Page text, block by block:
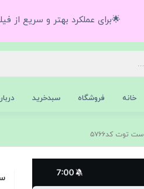
🌟برای عملکرد بهتر و سریع از
خانه فروشگاه سبدخرید
ست توت کد۵۷۶۶